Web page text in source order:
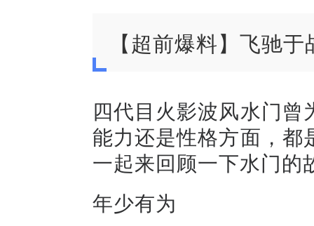
【超前爆料】飞驰
四代目火影波风水门
能力还是性格方面，
一起来回顾一下水门的
年少有为